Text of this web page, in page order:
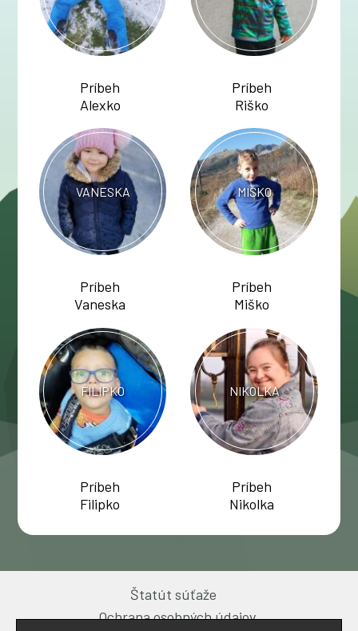
Príbeh
Alexko
Príbeh
Riško
VANESKA
Príbeh
Vaneska
MIŠKO
Príbeh
Miško
FILIPKO
Príbeh
Filipko
NIKOLKA
Príbeh
Nikolka
Štatút súťaže
Ochrana osobných údajov